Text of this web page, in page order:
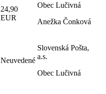
24,90
EUR
Obec Lučivná
Anežka Čonková
Neuvedené
Slovenská Pošta,
a.s.
Obec Lučivná